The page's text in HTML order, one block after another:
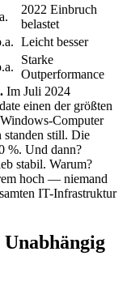
2022 Einbruch
belastet
Leicht besser
Starke
Outperformance
Im Juli 2024
einen der größten
Computer
standen still. Die
%. Und dann?
stabil. Warum?
hoch — niemand
IT-Infrastruktur